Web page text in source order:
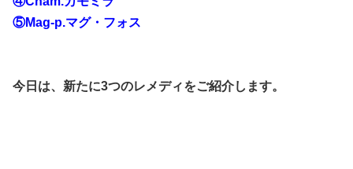
⑤Mag-p.マグ・フォス
今日は、新たに3つのレメディをご紹介します。